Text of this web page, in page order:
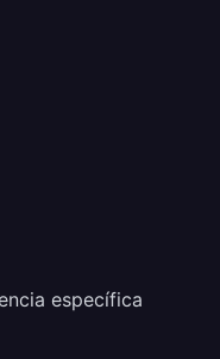
específica